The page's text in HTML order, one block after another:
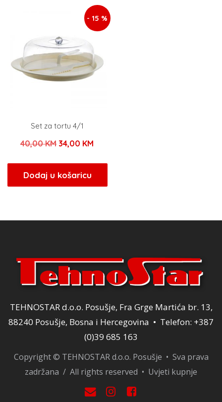
- 15 %
Set za tortu 4/1
40,00KM Izvorna
bila
je:
34,00 KM
34,00 KM.
Dodaj u košaricu
TEHNOSTAR d.o.o. Posušje, Fra Grge Martića br. 13,
88240 Posušje, Bosna i Hercegovina • Telefon: +387
(0)39 685 163
Copyright © TEHNOSTAR d.o.o. Posušje • Sva prava
zadržana / All rights reserved • Uvjeti kupnje